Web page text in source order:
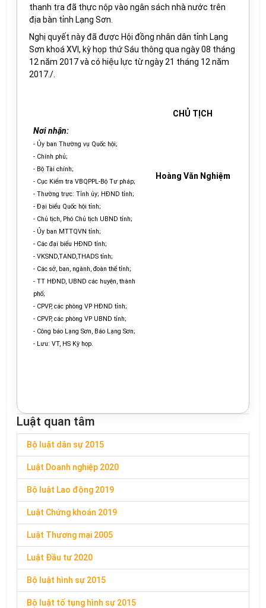
thanh tra đã thực nộp vào ngân sách nhà nước trên
địa bàn tỉnh Lạng Sơn.
Nghị quyết này đã được Hội đồng nhân dân tỉnh Lạng
Sơn khoá XVI, kỳ họp thứ Sáu thông qua ngày 08 tháng
12 năm 2017 và có hiệu lực từ ngày 21 tháng 12 năm
2017./.
Nơi nhận:
- Ủy ban Thường vụ Quốc hội;
- Chính phủ;
- Bộ Tài chính;
- Cục Kiểm tra VBQPPL-Bộ Tư pháp;
- Thường trực: Tỉnh ủy; HĐND tỉnh;
- Đại biểu Quốc hội tỉnh;
- Chủ tịch, Phó Chủ tịch UBND tỉnh;
- Ủy ban MTTQVN tỉnh;
- Các đại biểu HĐND tỉnh;
- VKSND,TAND,THADS tỉnh;
- Các sở, ban, ngành, đoàn thể tỉnh;
- TT HĐND, UBND các huyện, thành
phố;
- CPVP, các phòng VP HĐND tỉnh;
- CPVP, các phòng VP UBND tỉnh;
- Công báo Lạng Sơn, Báo Lạng Sơn;
- Lưu: VT, HS Kỳ họp.
CHỦ TỊCH
Hoàng Văn Nghiệm
Luật quan tâm
Bộ luật dân sự 2015
Luật Doanh nghiệp 2020
Bộ luật Lao động 2019
Luật Chứng khoán 2019
Luật Thương mại 2005
Luật Đầu tư 2020
Bộ luật hình sự 2015
Bộ luật tố tụng hình sự 2015